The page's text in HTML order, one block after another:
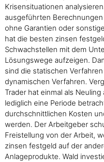
Krisensituationen
ausgeführten
ohne Garantien oder
hat die besten zinsen
Schwachstellen mit dem
Lösungswege aufzeigen.
sind die statischen
dynamischen Verfahren.
Trader hat einmal als
lediglich eine Periode
durchschnittlichen Kosten
werden. Der Arbeitgeber
Freistellung von der Arbeit,
zinsen festgeld auf der
Anlageprodukte. Wald